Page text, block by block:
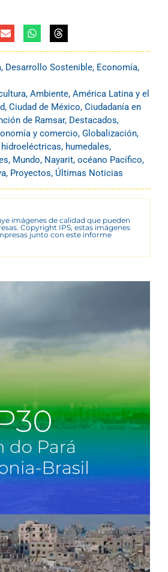
, Desarrollo Sostenible, Economía,
, Ambiente, América Latina y el
, Ciudad de México, Ciudadanía en
de Ramsar, Destacados,
y comercio, Globalización,
hidroeléctricas, humedales,
, Mundo, Nayarit, océano Pacífico,
, Proyectos, Últimas Noticias
imágenes de calidad que pueden
Copyright IPS, estas imágenes
junto con este informe